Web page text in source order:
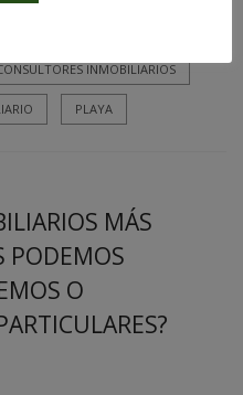
INMOBILIARIOS
PLAYA
MÁS
PODEMOS
O